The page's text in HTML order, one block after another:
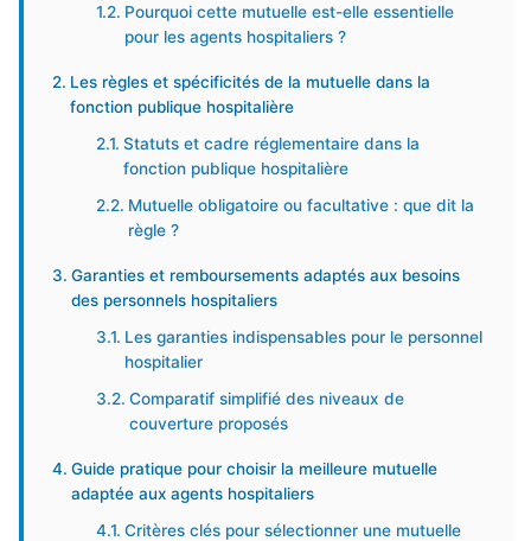
Pourquoi cette mutuelle est-elle essentielle
pour les agents hospitaliers ?
Les règles et spécificités de la mutuelle dans la
fonction publique hospitalière
Statuts et cadre réglementaire dans la
fonction publique hospitalière
Mutuelle obligatoire ou facultative : que dit la
règle ?
Garanties et remboursements adaptés aux besoins
des personnels hospitaliers
Les garanties indispensables pour le personnel
hospitalier
Comparatif simplifié des niveaux de
couverture proposés
Guide pratique pour choisir la meilleure mutuelle
adaptée aux agents hospitaliers
Critères clés pour sélectionner une mutuelle